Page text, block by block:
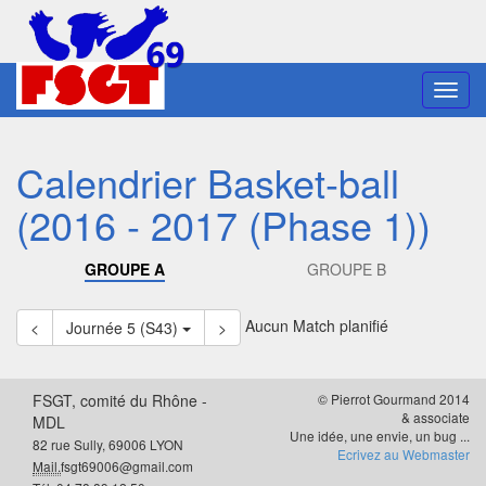
Calendrier Basket-ball
(2016 - 2017 (Phase 1))
GROUPE A GROUPE B
< Journée 5 (S43) > Aucun Match planifié
FSGT, comité du Rhône -
MDL
82 rue Sully, 69006 LYON
Mail.fsgt69006@gmail.com
© Pierrot Gourmand 2014
& associate
Une idée, une envie, un bug ...
Ecrivez au Webmaster